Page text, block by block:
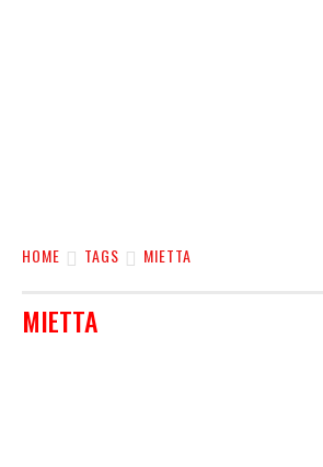
HOME TAGS MIETTA
MIETTA